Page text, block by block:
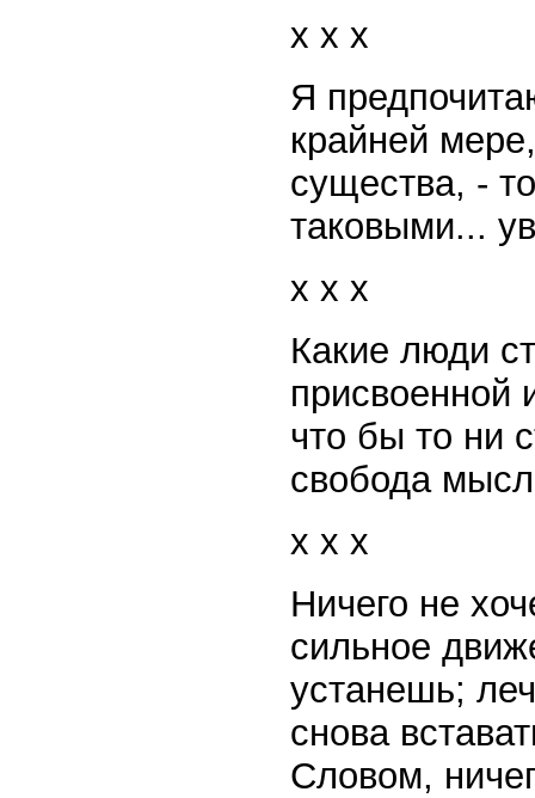
x x x
Я
крайней
существа, -
таковыми...
x x x
Какие люди
присвоенной
что бы то ни
свобода
x x x
Ничего не
сильное
устанешь;
снова
Словом,